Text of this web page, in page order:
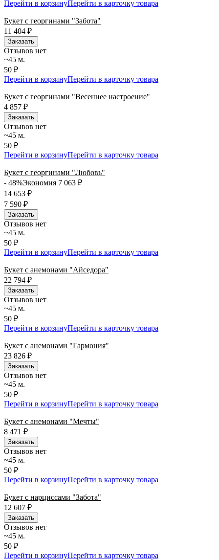
Перейти в корзинуПерейти в карточку товара
Букет с георгинами "Забота"
11 404 ₽
Заказать
Отзывов нет
~45 м.
50 ₽
Перейти в корзинуПерейти в карточку товара
Букет с георгинами "Весеннее настроение"
4 857 ₽
Заказать
Отзывов нет
~45 м.
50 ₽
Перейти в корзинуПерейти в карточку товара
Букет с георгинами "Любовь"
- 48%Экономия 7 063 ₽
14 653 ₽
7 590 ₽
Заказать
Отзывов нет
~45 м.
50 ₽
Перейти в корзинуПерейти в карточку товара
Букет с анемонами "Айседора"
22 794 ₽
Заказать
Отзывов нет
~45 м.
50 ₽
Перейти в корзинуПерейти в карточку товара
Букет с анемонами "Гармония"
23 826 ₽
Заказать
Отзывов нет
~45 м.
50 ₽
Перейти в корзинуПерейти в карточку товара
Букет с анемонами "Мечты"
8 471
₽
Заказать
Отзывов нет
~45 м.
50 ₽
Перейти в корзинуПерейти в карточку товара
Букет с нарциссами "Забота"
12 607 ₽
Заказать
Отзывов нет
~45 м.
50 ₽
Перейти в корзинуПерейти в карточку товара